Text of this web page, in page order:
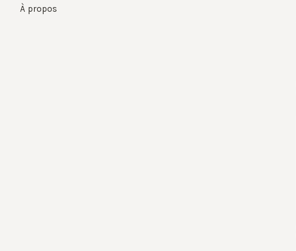
À propos